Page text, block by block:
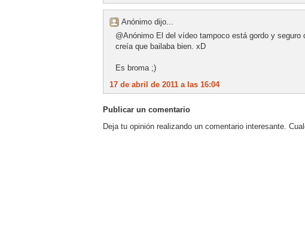
Anónimo dijo...
@Anónimo El del vídeo tampoco está gordo y
creía que bailaba bien. xD
Es broma ;)
17 de abril de 2011 a las 16:04
Publicar un comentario
Deja tu opinión realizando un comentario interesante.